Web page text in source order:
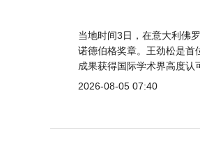
当地时间3日，在意大利佛
诺德伯格奖章。王劲松是首
成果获得国际学术界高度认
2026-08-05 07:40